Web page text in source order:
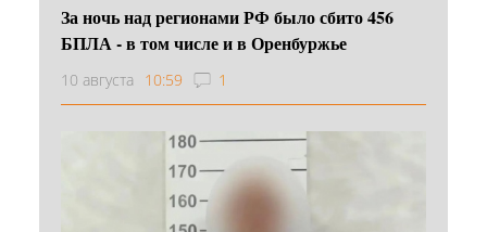
За ночь над регионами РФ было сбито 456
БПЛА - в том числе и в Оренбуржье
10 августа 10:59 1